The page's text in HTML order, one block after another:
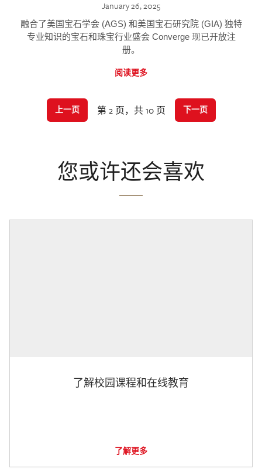
January 26, 2025
融合了美国宝石学会 (AGS) 和美国宝石研究院 (GIA) 独特
专业知识的宝石和珠宝行业盛会 Converge 现已开放注
册。
阅读更多
上一页 第 2 页，共 10 页 下一页
您或许还会喜欢
了解校园课程和在线教育
了解更多